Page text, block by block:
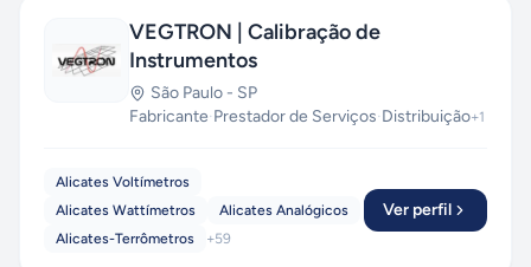
VEGTRON | Calibração de
Instrumentos
São Paulo - SP
Fabricante·Prestador de Serviços·Distribuição+1
Alicates Voltímetros
Alicates Wattímetros
Alicates Analógicos
Alicates-Terrômetros
+59
Ver perfil